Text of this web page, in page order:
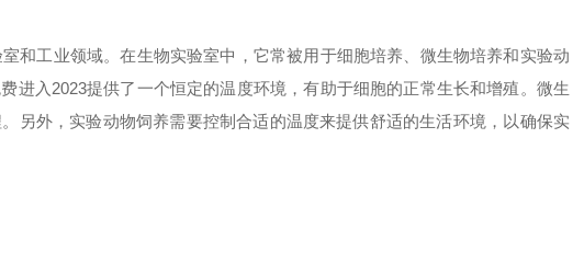
域。在生物实验室中，它常被用于细胞培养、微生物培养和实验动
费进入2023提供了一个恒定的温度环境，有助于细胞的正常生长和增殖。微生
外，实验动物饲养需要控制合适的温度来提供舒适的生活环境，以确保实